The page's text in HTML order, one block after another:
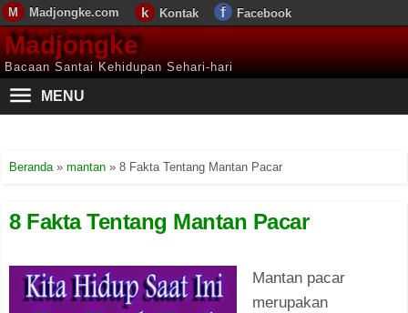
Madjongke.com Kontak Facebook
Madjongke
Bacaan Santai Kehidupan Sehari-hari
MENU
Beranda» mantan » 8 Fakta Tentang Mantan Pacar
8 Fakta Tentang Mantan Pacar
Mantan pacar
merupakan